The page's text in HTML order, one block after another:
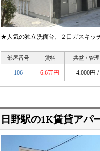
★人気の独立洗面台、２口ガスキ
部屋番号 賃料 共益 / 管
106 6.6万円 4,000円 /
日野駅の1K賃貸アパ